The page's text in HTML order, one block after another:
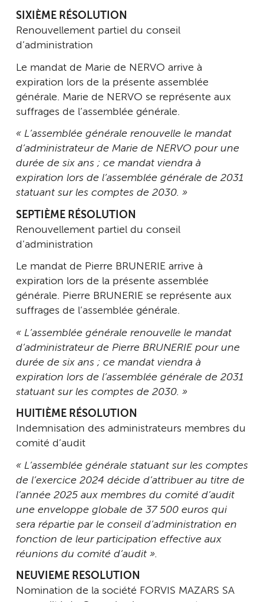
SIXIÈME RÉSOLUTION
Renouvellement partiel du conseil
d’administration
Le mandat de Marie de NERVO arrive à
expiration lors de la présente assemblée
générale. Marie de NERVO se représente aux
suffrages de l’assemblée générale.
« L’assemblée générale renouvelle le mandat
d’administrateur de Marie de NERVO pour une
durée de six ans ; ce mandat viendra à
expiration lors de l’assemblée générale de 2031
statuant sur les comptes de 2030. »
SEPTIÈME RÉSOLUTION
Renouvellement partiel du conseil
d’administration
Le mandat de Pierre BRUNERIE arrive à
expiration lors de la présente assemblée
générale. Pierre BRUNERIE se représente aux
suffrages de l’assemblée générale.
« L’assemblée générale renouvelle le mandat
d’administrateur de Pierre BRUNERIE pour une
durée de six ans ; ce mandat viendra à
expiration lors de l’assemblée générale de 2031
statuant sur les comptes de 2030. »
HUITIÈME RÉSOLUTION
Indemnisation des administrateurs membres du
comité d’audit
« L’assemblée générale statuant sur les comptes
de l’exercice 2024 décide d’attribuer au titre de
l’année 2025 aux membres du comité d’audit
une enveloppe globale de 37 500 euros qui
sera répartie par le conseil d’administration en
fonction de leur participation effective aux
réunions du comité d’audit ».
NEUVIEME RESOLUTION
Nomination de la société FORVIS MAZARS SA